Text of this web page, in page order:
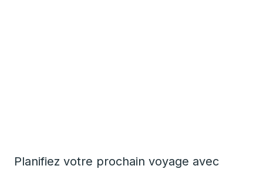
Planifiez votre prochain voyage avec